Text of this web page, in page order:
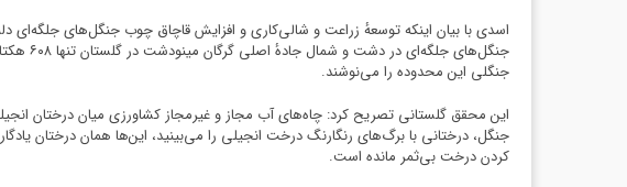
اسدی با بیان اینکه توسعهٔ زراعت و شالی‌کاری و افزایش قاچاق چوب جنگل‌های جلگه‌ای
جنگلی این محدوده را می‌نوشند.
این محقق گلستانی تصریح کرد: چاه‌های آب مجاز و غیرمجاز کشاورزی میان درختان
جنگل، درختانی با برگ‌های رنگارنگ درخت انجیلی را می‌بینید، این‌ها همان درختان
کردن درخت بی‌ثمر مانده است.